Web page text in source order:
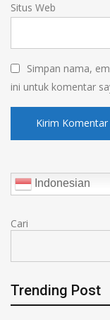
Situs Web
Simpan nama,
ini untuk komentar
Indonesian
Cari
Trending Post